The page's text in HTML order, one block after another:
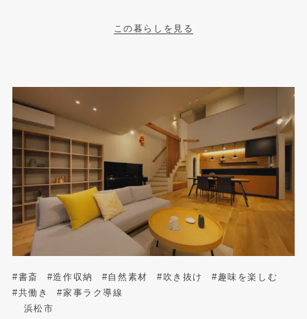
この暮らしを見る
#書斎 #造作収納 #自然素材 #吹き抜け
#趣味を楽しむ
#共働き
#家事ラク導線
浜松市